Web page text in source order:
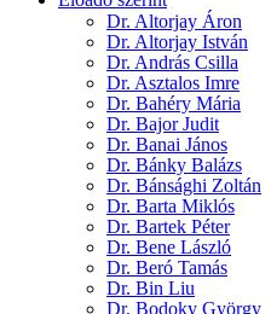
Dr. Altorjay Áron
Dr. Altorjay István
Dr. András Csilla
Dr. Asztalos Imre
Dr. Bahéry Mária
Dr. Bajor Judit
Dr. Banai János
Dr. Bánky Balázs
Dr. Bánsághi Zoltán
Dr. Barta Miklós
Dr. Bartek Péter
Dr. Bene László
Dr. Beró Tamás
Dr. Bin Liu
Dr. Bodoky György